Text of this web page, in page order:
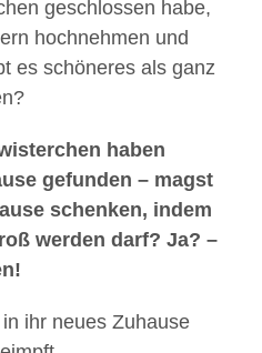
geschlossen habe,
hochnehmen und
es schöneres als ganz
haben
gefunden – magst
schenken, indem
werden darf? Ja? –
ihr neues Zuhause